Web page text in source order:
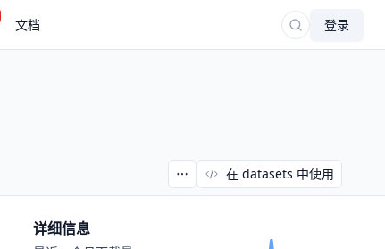
文档 登录
在 datasets 中使用
详细信息